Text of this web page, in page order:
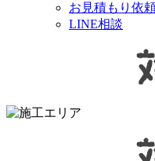
お見積もり依
LINE相談